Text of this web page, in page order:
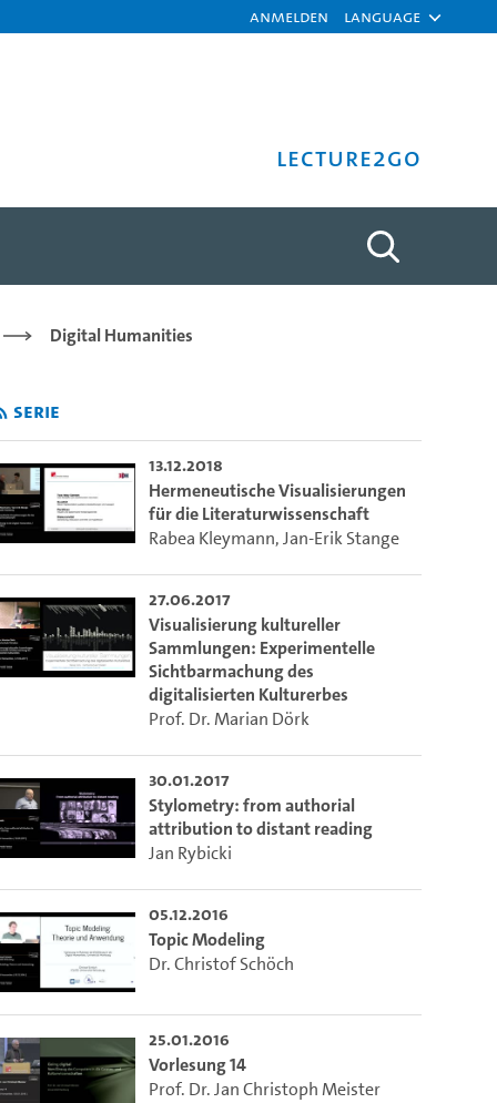
Anmelden Language
Lecture2Go
projects in
Digital Humanities
Serie
13.12.2018
Hermeneutische Visualisierungen
für die Literaturwissenschaft
Rabea Kleymann,Jan-Erik Stange
27.06.2017
Visualisierung kultureller
Sammlungen: Experimentelle
Sichtbarmachung des
digitalisierten Kulturerbes
Prof. Dr. Marian Dörk
30.01.2017
Stylometry: from authorial
attribution to distant reading
Jan Rybicki
05.12.2016
Topic Modeling
Dr. Christof Schöch
25.01.2016
Vorlesung 14
Prof. Dr. Jan Christoph Meister